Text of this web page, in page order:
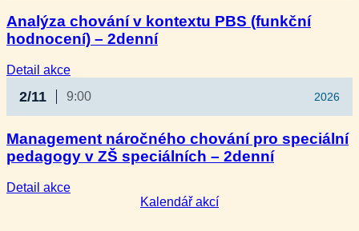
postupy
–
3denní
Analýza chování v kontextu PBS (funkční
hodnocení) – 2denní
Detail akce:
chování
(funkční
hodnocení)
2/11 2026
9:00
Management náročného chování pro speciální
pedagogy v ZŠ speciálních – 2denní
Detail akce:
ManagementKalendář akcí